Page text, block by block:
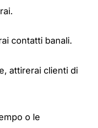
contatti banali.
attirerai clienti di
o le